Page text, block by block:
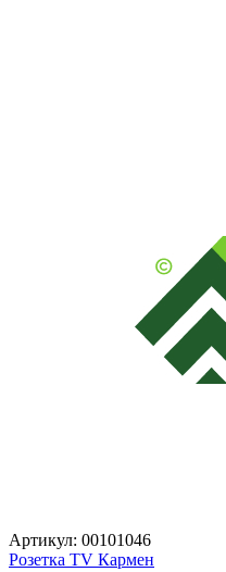
Артикул: 00101046
Розетка TV Кармен